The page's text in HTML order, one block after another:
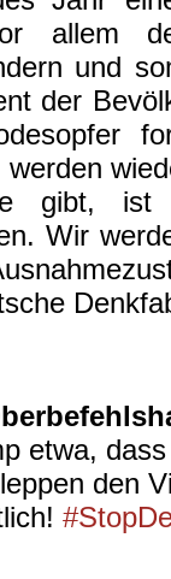
allem
und
der
gibt,
Wir
etwa,
den